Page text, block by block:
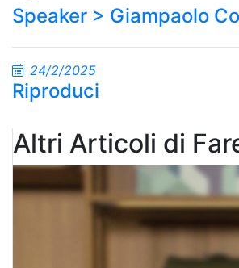
Speaker > Giampaolo
24/2/2025
Riproduci
Altri Articoli di